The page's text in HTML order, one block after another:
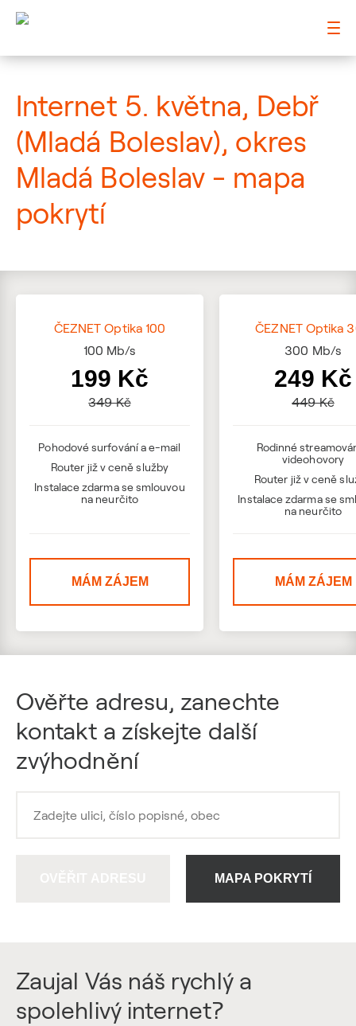
Internet 5. května, Debř
(Mladá Boleslav), okres
Mladá Boleslav - mapa
pokrytí
ČEZNET Optika 100
100 Mb/s
199 Kč
349 Kč
Pohodové surfování a e-mail
Router již v ceně služby
Instalace zdarma se smlouvou
na neurčito
MÁM ZÁJEM
ČEZNET Optika
300 Mb/s
249 Kč
449 Kč
Rodinné
videohovory
Router již v ceně
Instalace zdarma se
na neurčito
MÁM ZÁJEM
Ověřte adresu, zanechte
kontakt a získejte další
zvýhodnění
MAPA POKRYTÍ
Zaujal Vás náš rychlý a
spolehlivý internet?
: Mapa pokrytí ulice